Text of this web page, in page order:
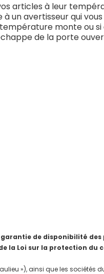
articles à leur
à un avertisseur qui vous
monte ou si
de la porte
de disponibilité
la Loi sur la protection du
»), ainsi que les sociétés